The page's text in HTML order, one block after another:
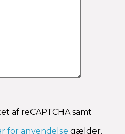
af reCAPTCHA samt
for anvendelse gælder.